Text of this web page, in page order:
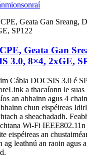
mionsonraí
Geata Gan
3.0, 8×4, 2xGE,
Cábla DOCSIS 3.0 é
a thacaíonn le suas
an abhainn agus 4
chun eispéireas
a sheachadadh.
Wi-Fi IEEE802.11n
eispéireas an
ag leathnú an raoin agus